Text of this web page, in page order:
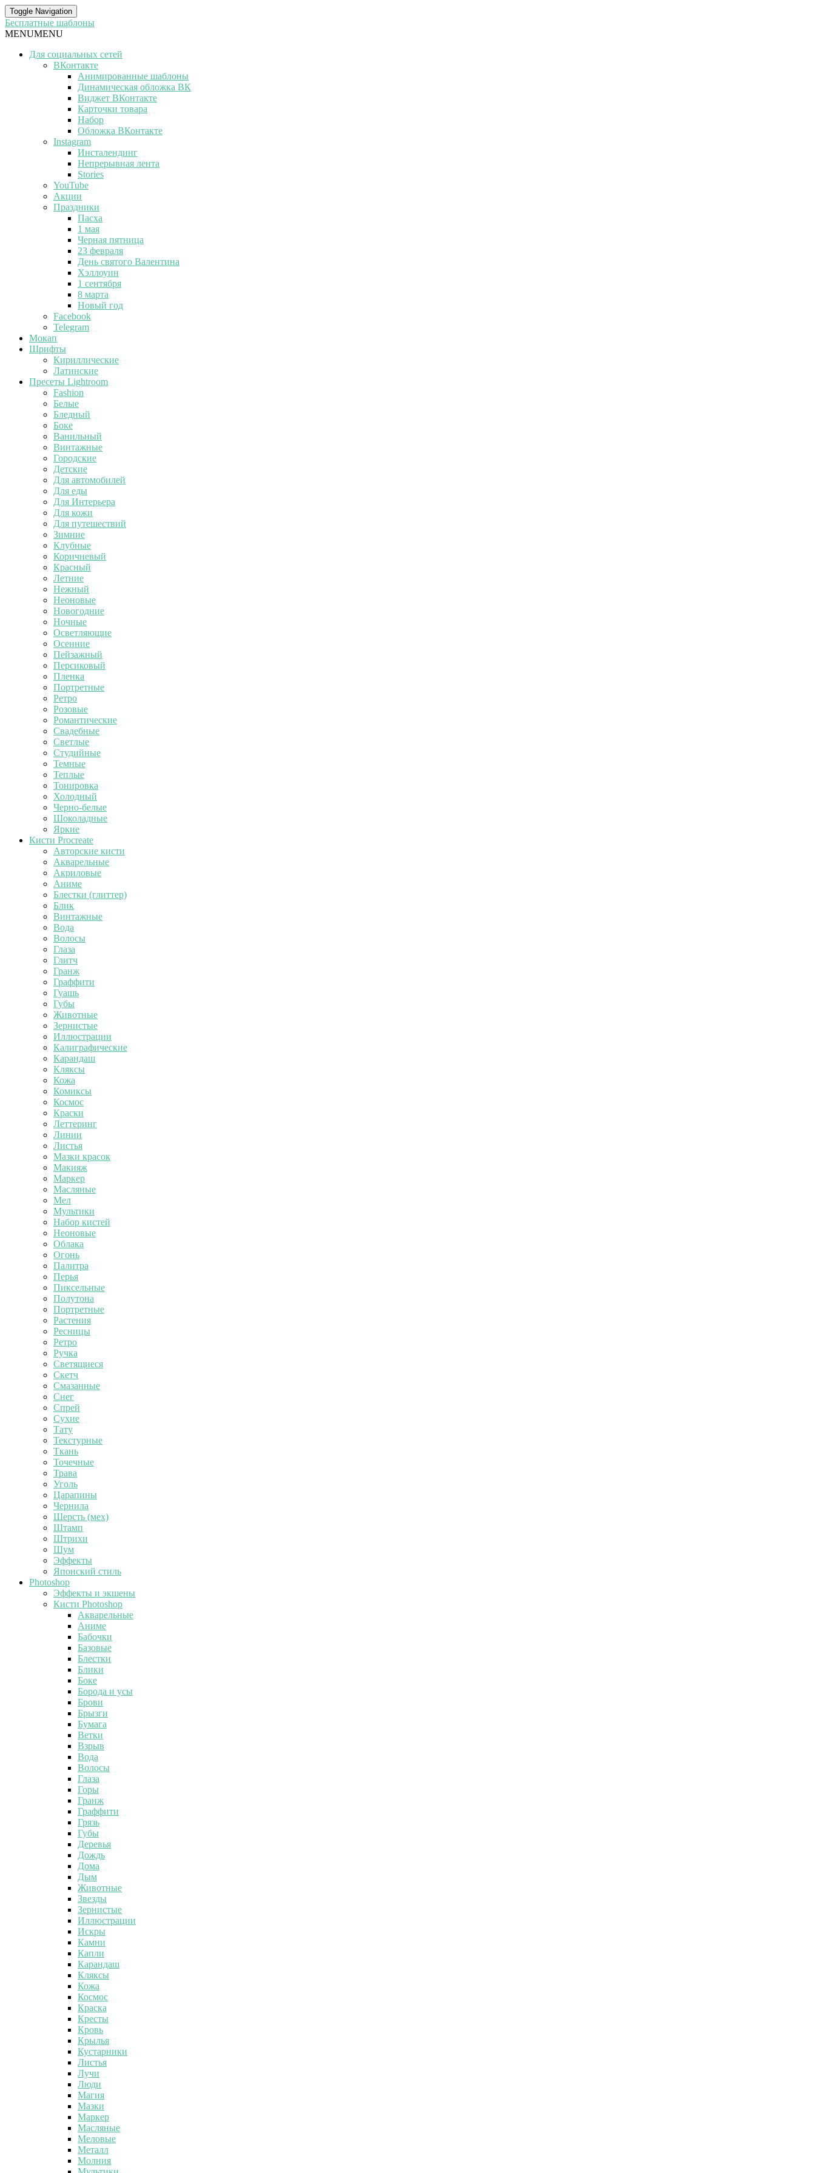
Toggle Navigation
Бесплатные шаблоны
MENUMENU
Для социальных сетей
ВКонтакте
Анимированные шаблоны
Динамическая обложка ВК
Виджет ВКонтакте
Карточки товара
Набор
Обложка ВКонтакте
Instagram
Инсталендинг
Непрерывная лента
Stories
YouTube
Акции
Праздники
Пасха
1 мая
Черная пятница
23 февраля
День святого Валентина
Хэллоуин
1 сентября
8 марта
Новый год
Facebook
Telegram
Мокап
Шрифты
Кириллические
Латинские
Пресеты Lightroom
Fashion
Белые
Бледный
Боке
Ванильный
Винтажные
Городские
Детские
Для автомобилей
Для еды
Для Интерьера
Для кожи
Для путешествий
Зимние
Клубные
Коричневый
Красный
Летние
Нежный
Неоновые
Новогодние
Ночные
Осветляющие
Осенние
Пейзажный
Персиковый
Пленка
Портретные
Ретро
Розовые
Романтические
Свадебные
Светлые
Студийные
Темные
Теплые
Тонировка
Холодный
Черно-белые
Шоколадные
Яркие
Кисти Procreate
Авторские кисти
Акварельные
Акриловые
Аниме
Блестки (глиттер)
Блик
Винтажные
Вода
Волосы
Глаза
Глитч
Гранж
Граффити
Гуашь
Губы
Животные
Зернистые
Иллюстрации
Калиграфические
Карандаш
Кляксы
Кожа
Комиксы
Космос
Краски
Леттеринг
Линии
Листья
Мазки красок
Макияж
Маркер
Масляные
Мел
Мультики
Набор кистей
Неоновые
Облака
Огонь
Палитра
Перья
Пиксельные
Полутона
Портретные
Растения
Ресницы
Ретро
Ручка
Светящиеся
Скетч
Смазанные
Снег
Спрей
Сухие
Тату
Текстурные
Ткань
Точечные
Трава
Уголь
Царапины
Чернила
Шерсть (мех)
Штамп
Штрихи
Шум
Эффекты
Японский стиль
Photoshop
Эффекты и экшены
Кисти Photoshop
Акварельные
Аниме
Бабочки
Базовые
Блестки
Блики
Боке
Борода и усы
Брови
Брызги
Бумага
Ветки
Взрыв
Вода
Волосы
Глаза
Горы
Гранж
Граффити
Грязь
Губы
Деревья
Дождь
Дома
Дым
Животные
Звезды
Зернистые
Иллюстрации
Искры
Камни
Капли
Карандаш
Кляксы
Кожа
Космос
Краска
Кресты
Кровь
Крылья
Кустарники
Листья
Лучи
Люди
Магия
Мазки
Маркер
Масляные
Меловые
Металл
Молния